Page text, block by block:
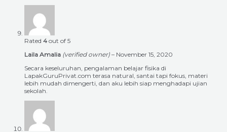
Rated 4 out of 5
Laila Amalia (verified owner) – November 15, 2020
Secara keseluruhan, pengalaman belajar fisika di
LapakGuruPrivat.com terasa natural, santai tapi fokus, materi
lebih mudah dimengerti, dan aku lebih siap menghadapi ujian
sekolah.